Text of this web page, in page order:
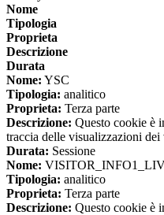
Nome
Tipologia
Proprieta
Descrizione
Durata
Nome: YSC
Tipologia: analitico
Proprieta: Terza parte
Descrizione: Questo cookie è
traccia delle visualizzazioni
Durata: Sessione
Nome:
Tipologia: analitico
Proprieta: Terza parte
Descrizione: Questo cookie è